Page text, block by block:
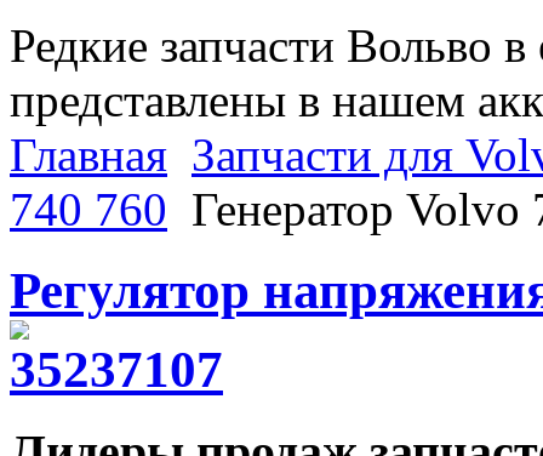
Редкие запчасти Вольво
представлены в нашем
Главная Запчасти для
740 760 Генератор Volvo
Регулятор